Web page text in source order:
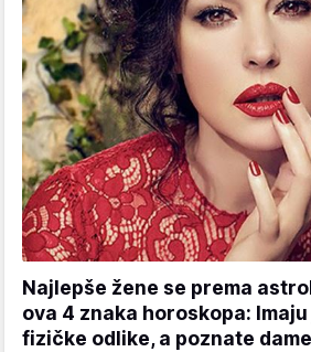
Najlepše žene se prema
ova 4 znaka horoskopa:
fizičke odlike, a poznate